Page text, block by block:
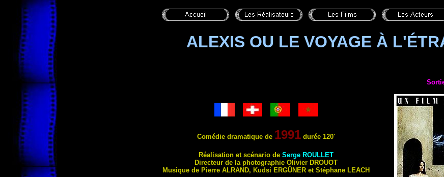
ALEXIS OU LE VOYAGE À
Comédie dramatique de 1991 durée 120'
Réalisation et scénario de Serge ROULLET
Directeur de la photographie Olivier DROUOT
Musique de Pierre ALRAND, Kudsi ERGÜNER et Stéphane LEACH